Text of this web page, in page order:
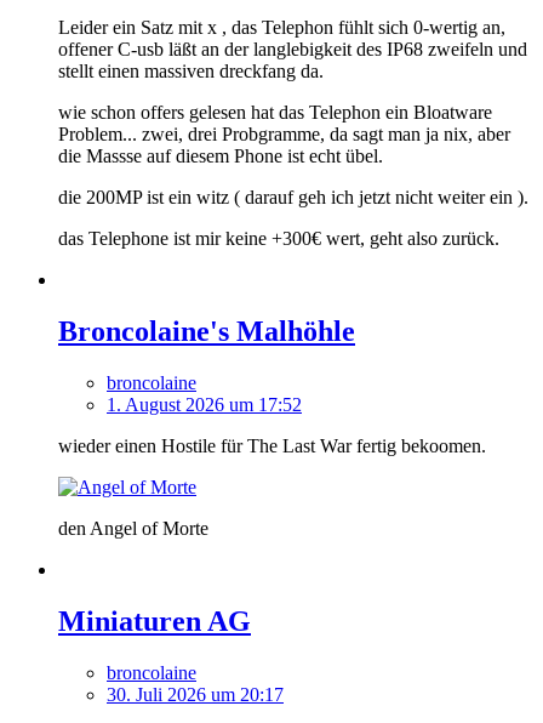
Leider ein Satz mit x , das Telephon fühlt sich 0-wertig an,
offener C-usb läßt an der langlebigkeit des IP68 zweifeln und
stellt einen massiven dreckfang da.
wie schon offers gelesen hat das Telephon ein Bloatware
Problem... zwei, drei Probgramme, da sagt man ja nix, aber
die Massse auf diesem Phone ist echt übel.
die 200MP ist ein witz ( darauf geh ich jetzt nicht weiter ein ).
das Telephone ist mir keine +300€ wert, geht also zurück.
Broncolaine's Malhöhle
broncolaine
1. August 2026 um 17:52
wieder einen Hostile für The Last War fertig bekoomen.
den Angel of Morte
Miniaturen AG
broncolaine
30. Juli 2026 um 20:17